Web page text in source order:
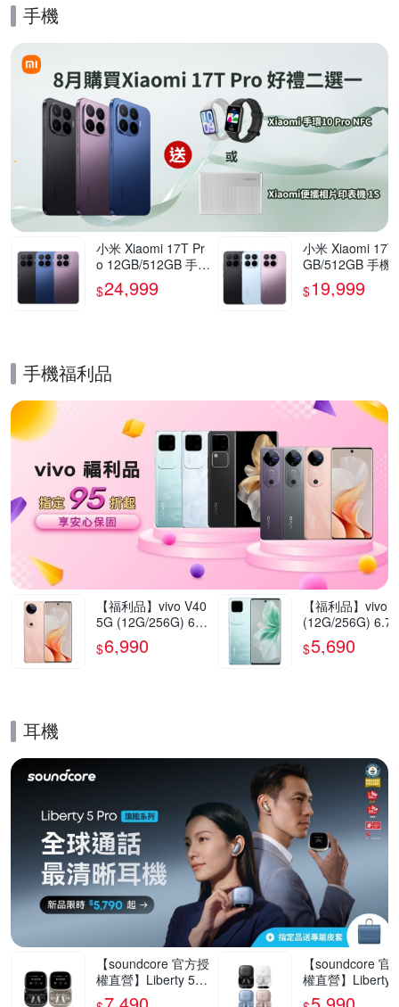
手機
小米 Xiaomi 17T Pr
o 12GB/512GB 手機
官方旗艦館
$24,999
小米 Xiaomi 17T
GB/512GB 手機
方旗艦館
$19,999
手機福利品
【福利品】vivo V40
5G (12G/256G) 6.7
8吋智慧型手機(9成
新)
$6,990
【福利品】vivo
(12G/256G)
5G智慧型手機(9
新)
$5,690
耳機
【soundcore 官方授
權直營】Liberty 5 P
ro Max AI降噪真無
【soundcore 官
權直營】Liberty
ro AI降噪真無線